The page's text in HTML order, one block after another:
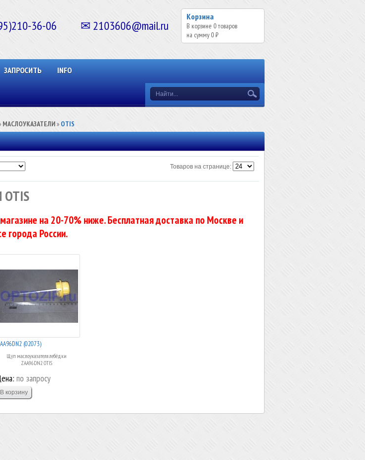
Корзина
В корзине 0товаров
на сумму 0 ₽
36-06 ✉ 2103606@mail.ru
ЗАПРОСИТЬ INFO
МАСЛОУКАЗАТЕЛИ» OTIS
Товаров на странице:
на 20-70% ниже. Бесплатная доставка по Москве и
города России.
(02073)
Щуп маслоуказателя лебёдки
ZAA96DN2 OTIS
по запросу